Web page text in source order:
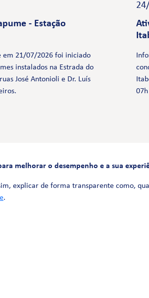
- Estação
em 21/07/2026 foi iniciado
instalados na Estrada do
José Antonioli e Dr. Luís
melhorar o desempenho e a sua
explicar de forma transparente como,
.